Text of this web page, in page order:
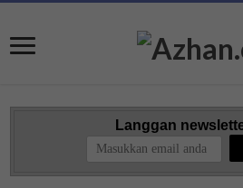
Langgan